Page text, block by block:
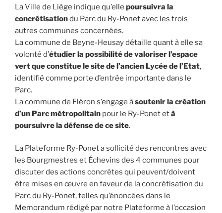
La Ville de Liège indique qu’elle poursuivra la
concrétisationdu Parc du Ry-Ponet avec les trois
autres communes concernées.
La commune de Beyne-Heusay détaille quant à elle sa
volonté d’étudier la possibilité de valoriser l’espace
vert que constitue le site de l’ancien Lycée de l’Etat,
identifié comme porte d’entrée importante dans le
Parc.
La commune de Fléron s’engage àsoutenir la création
d’un Parc métropolitain pour le Ry-Ponet età
poursuivre la défense de ce site.
La Plateforme Ry-Ponet a sollicité des rencontres avec
les Bourgmestres et Échevins des 4 communes pour
discuter des actions concrètes qui peuvent/doivent
être mises en œuvre en faveur de la concrétisation du
Parc du Ry-Ponet, telles qu’énoncées dans le
Memorandum rédigé par notre Plateforme à l’occasion